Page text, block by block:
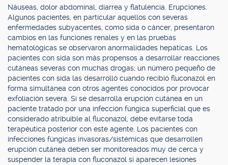
Náuseas, dolor abdominal, diarrea y flatulencia. Erupciones.
Algunos pacientes, en particular aquellos con severas
enfermedades subyacentes, como sida o cáncer, presentaron
cambios en las funciones renales y en las pruebas
hematológicas se observaron anormalidades hepáticas. Los
pacientes con sida son más propensos a desarrollar reacciones
cutáneas severas con muchas drogas; un número pequeño de
pacientes con sida las desarrolló cuando recibió fluconazol en
forma simultánea con otros agentes conocidos por provocar
exfoliación severa. Si se desarrolla erupción cutánea en un
paciente tratado por una infección fúngica superficial que es
considerado atribuible al fluconazol, debe evitarse toda
terapéutica posterior con este agente. Los pacientes con
infecciones fúngicas invasoras/sistémicas que desarrollen
erupción cutánea deben ser monitoreados muy de cerca y
suspender la terapia con fluconazol si aparecen lesiones